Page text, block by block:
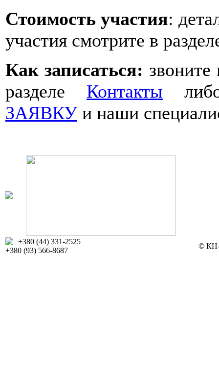
Стоимость участия:
участия смотрите в
Как записаться:
разделе Контакты
ЗАЯВКУ и наши
+380 (44) 331-2525
+380 (93) 566-8687
© КН-